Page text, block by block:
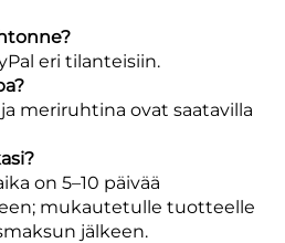
eri tilanteisiin.
meriruhtina ovat saatavilla
on 5–10 päivää
mukautetulle tuotteelle
jälkeen.